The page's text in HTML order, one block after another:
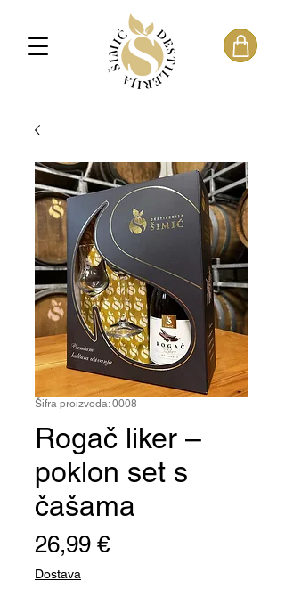
Šifra proizvoda: 0008
Rogač liker –
poklon set s
čašama
26,99 €Cijena
Dostava